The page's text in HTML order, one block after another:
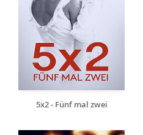
5x2 - Fünf mal zwei